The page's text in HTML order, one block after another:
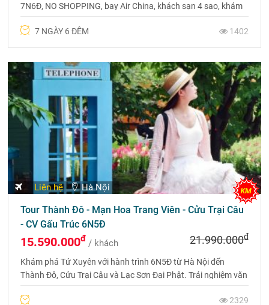
7N6Đ, NO SHOPPING, bay Air China, khách sạn 4 sao, khám
7 NGÀY 6 ĐÊM
1402
Liên hệ Hà Nội
Tour Thành Đô - Mạn Hoa Trang Viên - Cửu Trại Câu
- CV Gấu Trúc 6N5Đ
15.590.000đ / khách 21.990.000đ
Khám phá Tứ Xuyên với hành trình 6N5Đ từ Hà Nội đến
Thành Đô, Cửu Trại Câu và Lạc Sơn Đại Phật. Trải nghiệm văn
thẳng và khách sạn 5 sao.
2329